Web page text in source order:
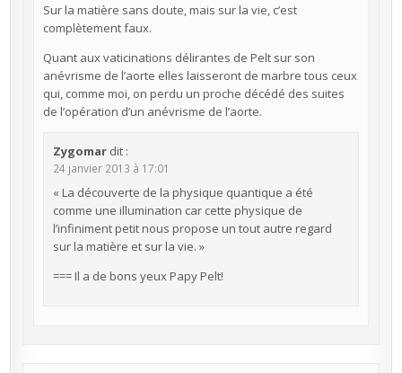
Sur la matière sans doute, mais sur la vie, c’est
complètement faux.
Quant aux vaticinations délirantes de Pelt sur son
anévrisme de l’aorte elles laisseront de marbre tous ceux
qui, comme moi, on perdu un proche décédé des suites
de l’opération d’un anévrisme de l’aorte.
Zygomar dit :
24 janvier 2013 à 17:01
« La découverte de la physique quantique a été
comme une illumination car cette physique de
l’infiniment petit nous propose un tout autre regard
sur la matière et sur la vie. »
=== Il a de bons yeux Papy Pelt!